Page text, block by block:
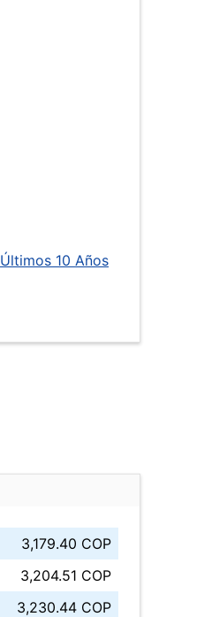
Últimos 10 Años
3,179.40 COP
3,204.51 COP
3,230.44 COP